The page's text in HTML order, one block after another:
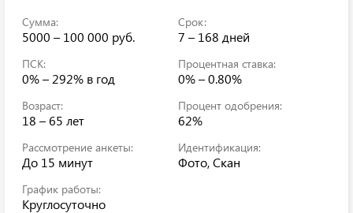
Сумма:
5000 – 100 000 руб.
Срок:
7 – 168 дней
ПСК:
0% – 292% в год
Процентная ставка:
0% – 0.80%
Возраст:
18 – 65 лет
Процент одобрения:
62%
Рассмотрение анкеты:
До 15 минут
Идентификация:
Фото, Скан
График работы:
Круглосуточно